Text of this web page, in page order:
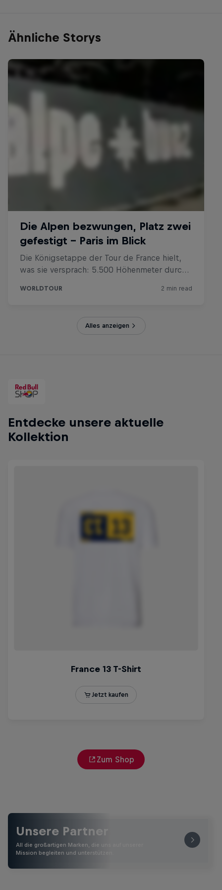
Ähnliche Storys
Alles anzeigen
Entdecke unsere aktuelle
Kollektion
Zum Shop
Unsere Partner
All die großartigen Marken, die uns auf unserer
Mission begleiten und unterstützen.